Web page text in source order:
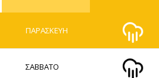
ΠΑΡΑΣΚΕΥΗ
ΣΑΒΒΑΤΟ